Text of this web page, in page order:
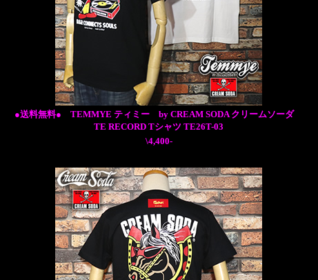
●送料無料● TEMMYE ティミー by CREAM SODA クリームソーダ
TE RECORD Tシャツ TE26T-03
\4,400-